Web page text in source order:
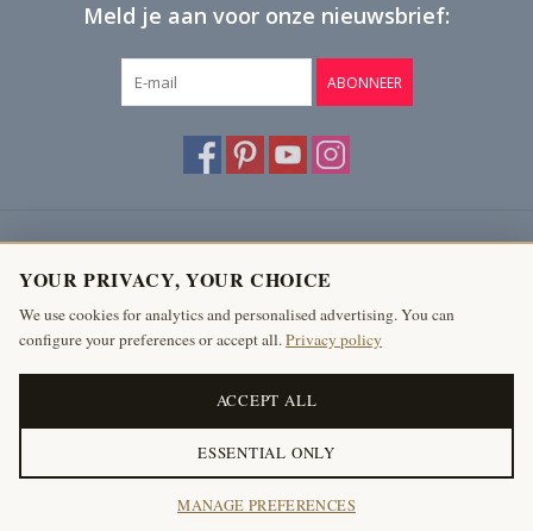
Meld je aan voor onze nieuwsbrief:
ABONNEER
Producten
Mijn account
The Antique Fireplace Bank
YOUR PRIVACY, YOUR CHOICE
We use cookies for analytics and personalised advertising. You can
configure your preferences or accept all.Privacy policy
ACCEPT ALL
ESSENTIAL ONLY
MANAGE PREFERENCES